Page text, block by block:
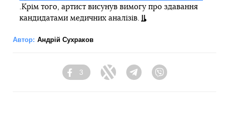
.Крім того, артист висунув вимогу про здавання
кандидатами медичних аналізів.
Автор: Андрій Сухраков
Facebook
3
Twitter TelegramViber